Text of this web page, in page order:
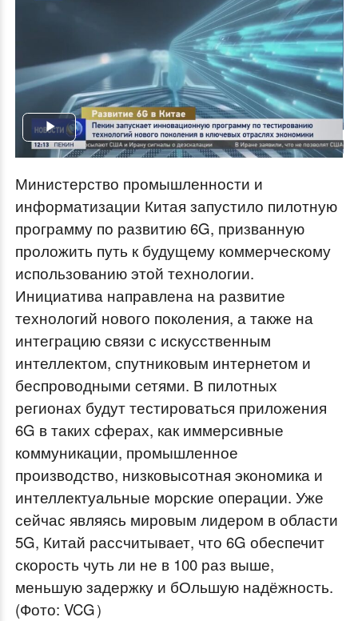
Play
Министерство промышленности и
информатизации Китая запустило пилотную
программу по развитию 6G, призванную
проложить путь к будущему коммерческому
использованию этой технологии.
Инициатива направлена на развитие
технологий нового поколения, а также на
интеграцию связи с искусственным
интеллектом, спутниковым интернетом и
беспроводными сетями. В пилотных
регионах будут тестироваться приложения
6G в таких сферах, как иммерсивные
коммуникации, промышленное
производство, низковысотная экономика и
интеллектуальные морские операции. Уже
сейчас являясь мировым лидером в области
5G, Китай рассчитывает, что 6G обеспечит
скорость чуть ли не в 100 раз выше,
меньшую задержку и бОльшую надёжность.
(Фото: VCG）